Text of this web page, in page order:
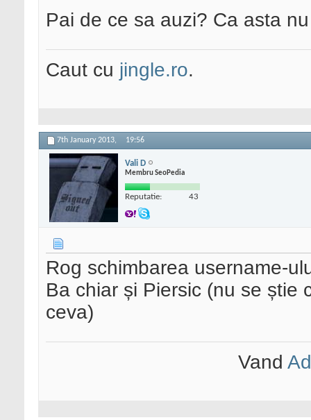
Pai de ce sa auzi? Ca asta
Caut cu jingle.ro.
7th January 2013, 19:56
Vali D
Membru SeoPedia
Reputatie: 43
Rog schimbarea username-
Ba chiar și Piersic (nu se știe
ceva)
Vand